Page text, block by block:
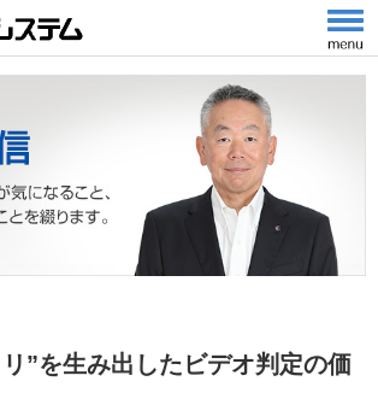
”を生み出したビデオ判定の価